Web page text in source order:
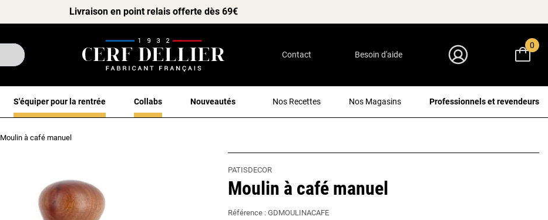
Livraison en point relais offerte dès 69€
Contact Besoin d'aide
0
S'équiper pour la rentrée Collabs Nouveautés Nos Recettes Nos Magasins Professionnels et revendeurs
Moulin à café manuel
PATISDECOR
Moulin à café manuel
Référence : GDMOULINACAFE